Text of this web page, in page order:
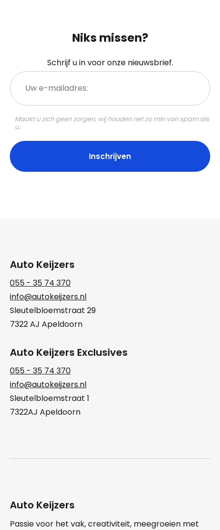
Niks missen?
Schrijf u in voor onze nieuwsbrief.
Uw
e-
mailadres:
Maakt u zich geen zorgen, wij houden net zo min van spam als
u.
Auto Keijzers
055 - 35 74 370
info@autokeijzers.nl
Sleutelbloemstraat 29
7322 AJ Apeldoorn
Auto Keijzers Exclusives
055 - 35 74 370
info@autokeijzers.nl
Sleutelbloemstraat 1
7322AJ Apeldoorn
Auto Keijzers
Passie voor het vak, creativiteit, meegroeien met